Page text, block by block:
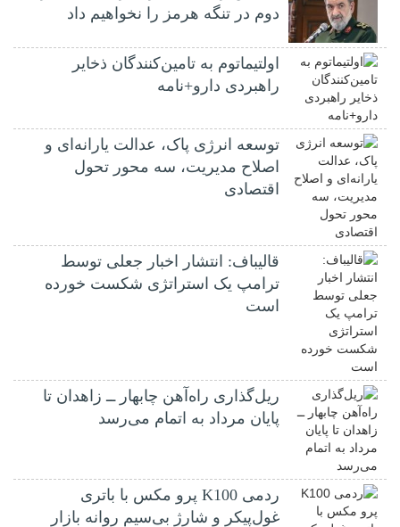
دوم در تنگه هرمز را نخواهیم داد
اولتیماتوم به تامین‌کنندگان ذخایر
راهبردی دارو+نامه
توسعه انرژی پاک، عدالت یارانه‌ای و
اصلاح مدیریت، سه محور تحول
اقتصادی
قالیباف: انتشار اخبار جعلی توسط
ترامپ یک استراتژی شکست خورده
است
ریل‌گذاری راه‌آهن چابهار ــ زاهدان تا
پایان مرداد به اتمام می‌رسد
ردمی K100 پرو مکس با باتری
غول‌پیکر و شارژ بی‌سیم روانه بازار